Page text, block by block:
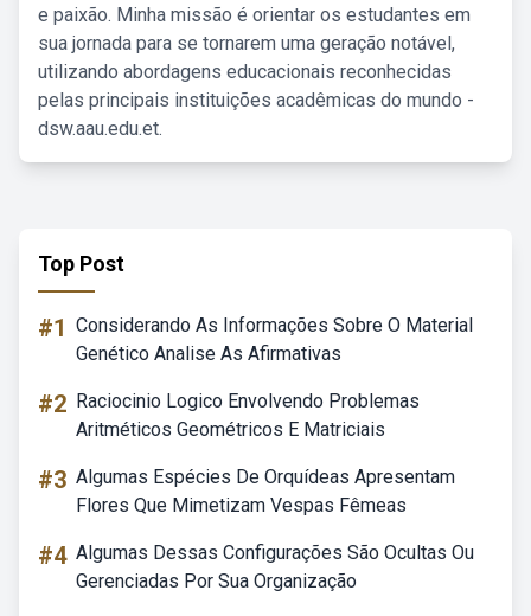
e paixão. Minha missão é orientar os estudantes em
sua jornada para se tornarem uma geração notável,
utilizando abordagens educacionais reconhecidas
pelas principais instituições acadêmicas do mundo -
dsw.aau.edu.et.
Top Post
#1 Considerando As Informações Sobre O Material
Genético Analise As Afirmativas
#2 Raciocinio Logico Envolvendo Problemas
Aritméticos Geométricos E Matriciais
#3 Algumas Espécies De Orquídeas Apresentam
Flores Que Mimetizam Vespas Fêmeas
#4 Algumas Dessas Configurações São Ocultas Ou
Gerenciadas Por Sua Organização